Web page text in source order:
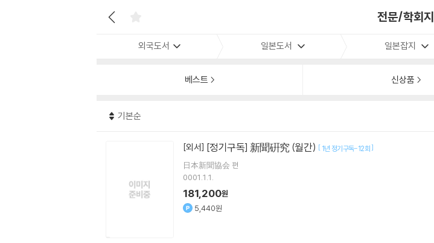
전문/학회지
외국도서 일본도서 일본잡지
베스트 신상품
기본순
[외서] [정기구독] 新聞硏究 (월간) [ 1년 정기구독-12회]
日本新聞協会 편
0001.1.1.
181,200원
5,440원